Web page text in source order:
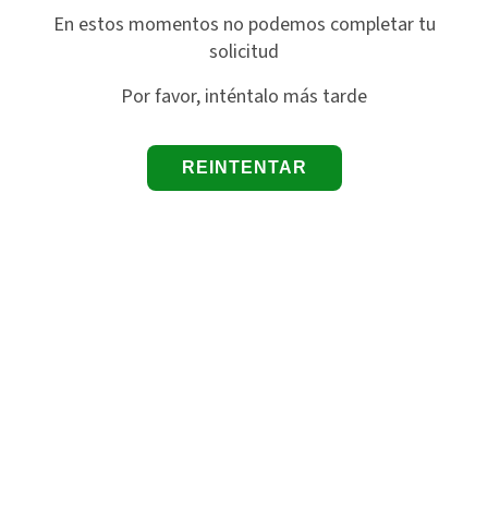
En estos momentos no podemos completar tu
solicitud
Por favor, inténtalo más tarde
REINTENTAR